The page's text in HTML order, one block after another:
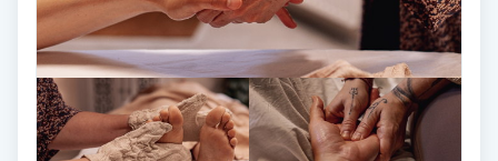
Fibromassage
Fillers